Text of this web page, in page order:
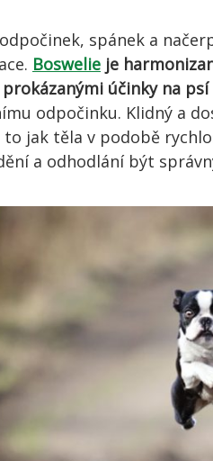
spánek a
Boswelie je
prokázanými účinky na
odpočinku. Klidný a
to jak těla v podobě
a odhodlání být